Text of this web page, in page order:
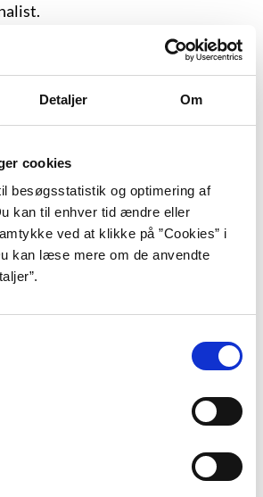
Detaljer Om
cookies
besøgsstatistik og optimering af
kan til enhver tid ændre eller
ved at klikke på ”Cookies” i
kan læse mere om de anvendte
børnebogspris, 1999.
Hvorfor skriger paven? Gyldendal,
Wake af James Joyce.
forfatter og oversætter,
med science fiction-romanen
. Året efter udkom gyser- eller
Et par nøgleord for
ved Århus sammen med sin